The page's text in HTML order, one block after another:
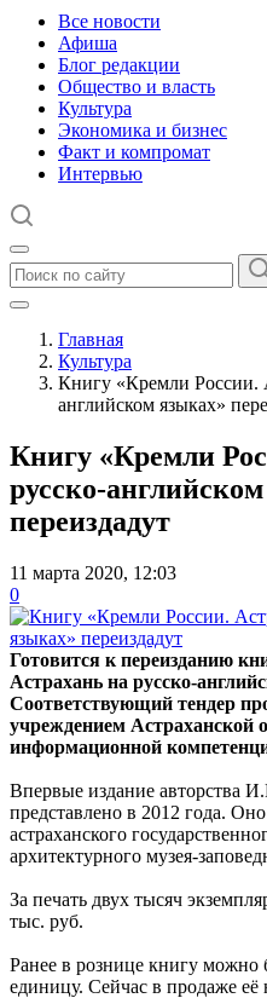
Все новости
Афиша
Блог редакции
Общество и власть
Культура
Экономика и бизнес
Факт и компромат
Интервью
Главная
Культура
Книгу «Кремли России.
английском языках»
Книгу «Кремли
русско-
переиздадут
11 марта 2020, 12:03
0
Готовится к переизданию
Астрахань на русско-
Соответствующий тендер
учреждением Астраханской
информационной
Впервые издание авторства
представлено в 2012 года.
астраханского
архитектурного музея-
За печать двух тысяч
тыс. руб.
Ранее в рознице книгу можно
единицу. Сейчас в продаже её